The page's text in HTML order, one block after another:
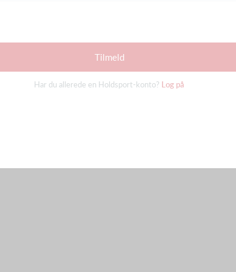
Tilmeld
Har du allerede en Holdsport-konto? Log på